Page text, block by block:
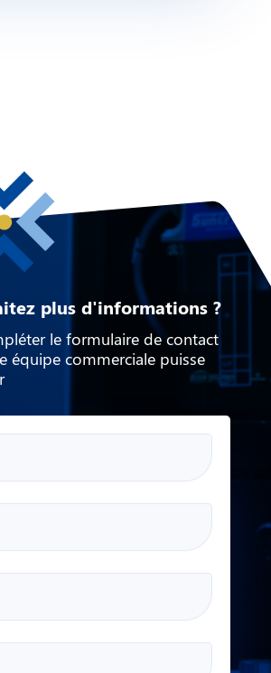
plus d'informations ?
le formulaire de contact
équipe commerciale puisse